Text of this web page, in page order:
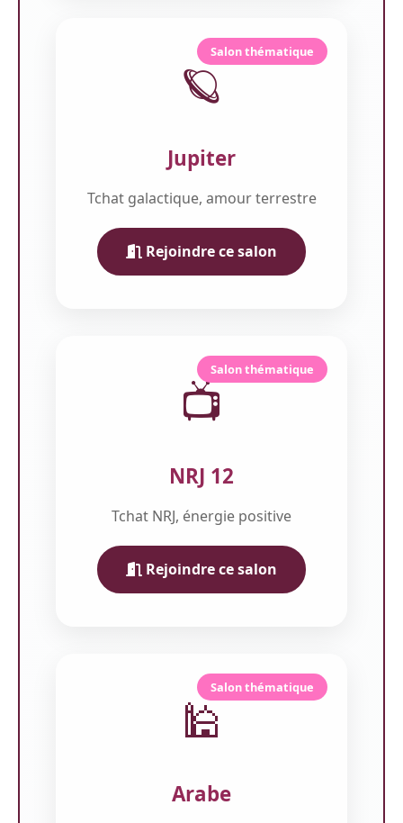
Salon thématique
🪐
Jupiter
Tchat galactique, amour terrestre
Rejoindre ce salon
Salon thématique
📺
NRJ 12
Tchat NRJ, énergie positive
Rejoindre ce salon
Salon thématique
🕌
Arabe